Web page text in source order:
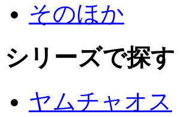
そのほか
シリーズで探す
ヤムチャオス